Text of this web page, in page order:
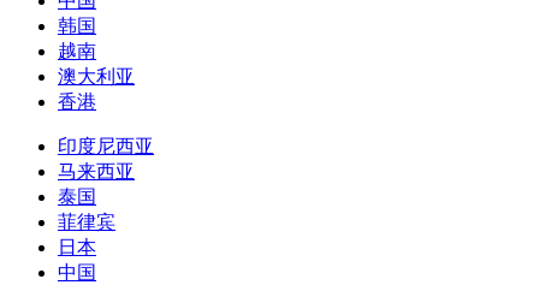
韩国
越南
澳大利亚
香港
印度尼西亚
马来西亚
泰国
菲律宾
日本
中国